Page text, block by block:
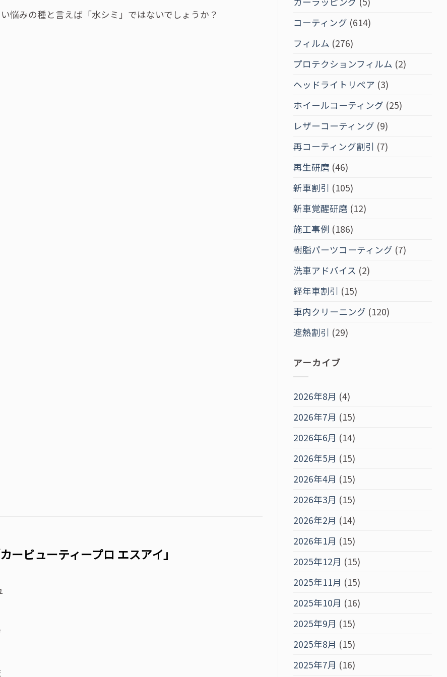
悩みの種と言えば「水シミ」ではないでしょうか？
ービューティープロ エスアイ」
コーティング (614)
フィルム (276)
プロテクションフィルム (2)
ヘッドライトリペア (3)
ホイールコーティング (25)
レザーコーティング (9)
再コーティング割引 (7)
再生研磨 (46)
新車割引 (105)
新車覚醒研磨 (12)
施工事例 (186)
樹脂パーツコーティング (7)
洗車アドバイス (2)
経年車割引 (15)
車内クリーニング (120)
遮熱割引 (29)
アーカイブ
2026年8月 (4)
2026年7月 (15)
2026年6月 (14)
2026年5月 (15)
2026年4月 (15)
2026年3月 (15)
2026年2月 (14)
2026年1月 (15)
2025年12月 (15)
2025年11月 (15)
2025年10月 (16)
2025年9月 (15)
2025年8月 (15)
2025年7月 (16)